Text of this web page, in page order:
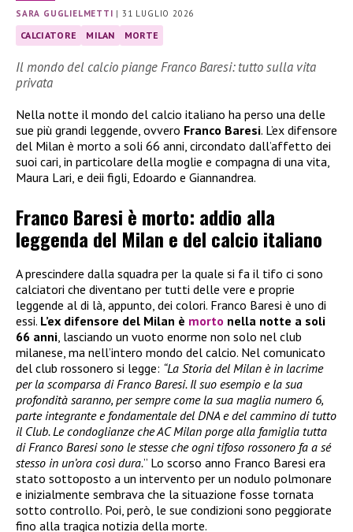
SARA GUGLIELMETTI |31 LUGLIO 2026
CALCIATORE MILAN MORTE
Il mondo del calcio piange Franco Baresi: tutto sulla vita
privata
Nella notte il mondo del calcio italiano ha perso una delle
sue più grandi leggende, ovvero Franco Baresi. L’ex difensore
del Milan è morto a soli 66 anni, circondato dall’affetto dei
suoi cari, in particolare della moglie e compagna di una vita,
Maura Lari, e deii figli, Edoardo e Giannandrea.
Franco Baresi è morto: addio alla
leggenda del Milan e del calcio italiano
A prescindere dalla squadra per la quale si fa il tifo ci sono
calciatori che diventano per tutti delle vere e proprie
leggende al di là, appunto, dei colori. Franco Baresi è uno di
essi. L’ex difensore del Milan è morto nella notte a soli
66 anni, lasciando un vuoto enorme non solo nel club
milanese, ma nell’intero mondo del calcio. Nel comunicato
del club rossonero si legge: “La Storia del Milan è in lacrime
per la scomparsa di Franco Baresi. Il suo esempio e la sua
profondità saranno, per sempre come la sua maglia numero 6,
parte integrante e fondamentale del DNA e del cammino di tutto
il Club. Le condoglianze che AC Milan porge alla famiglia tutta
di Franco Baresi sono le stesse che ogni tifoso rossonero fa a sé
stesso in un’ora così dura.” Lo scorso anno Franco Baresi era
stato sottoposto a un intervento per un nodulo polmonare
e inizialmente sembrava che la situazione fosse tornata
sotto controllo. Poi, però, le sue condizioni sono peggiorate
fino alla tragica notizia della morte.